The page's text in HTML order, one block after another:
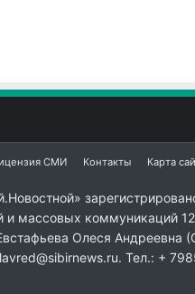
СМИ Контакты Карта
и массовых коммуникаций
Олеся
Тел.: +